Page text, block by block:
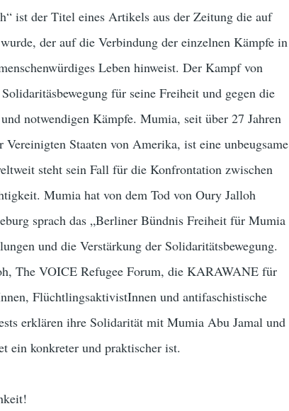
ist der Titel eines Artikels aus der Zeitung die auf
der auf die Verbindung der einzelnen Kämpfe in
Leben hinweist. Der Kampf von
für seine Freiheit und gegen die
notwendigen Kämpfe. Mumia, seit über 27 Jahren
Staaten von Amerika, ist eine unbeugsame
steht sein Fall für die Konfrontation zwischen
Mumia hat von dem Tod von Oury Jalloh
sprach das „Berliner Bündnis Freiheit für Mumia
und die Verstärkung der Solidaritätsbewegung.
The VOICE Refugee Forum, die KARAWANE für
FlüchtlingsaktivistInnen und antifaschistische
erklären ihre Solidarität mit Mumia Abu Jamal und
ein konkreter und praktischer ist.